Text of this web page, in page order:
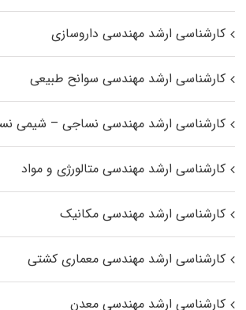
کارشناسی ارشد مهندسی داروسازی
کارشناسی ارشد مهندسی سوانح طبیعی
کارشناسی ارشد مهندسی نساجی – شیمی
کارشناسی ارشد مهندسی متالورژی و مواد
کارشناسی ارشد مهندسی مکانیک
کارشناسی ارشد مهندسی معماری کشتی
کارشناسی ارشد مهندسی معدن